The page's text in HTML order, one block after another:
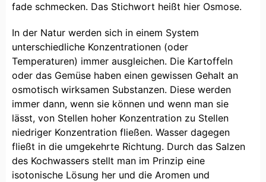
fade schmecken. Das Stichwort heißt hier Osmose.
In der Natur werden sich in einem System
unterschiedliche Konzentrationen (oder
Temperaturen) immer ausgleichen. Die Kartoffeln
oder das Gemüse haben einen gewissen Gehalt an
osmotisch wirksamen Substanzen. Diese werden
immer dann, wenn sie können und wenn man sie
lässt, von Stellen hoher Konzentration zu Stellen
niedriger Konzentration fließen. Wasser dagegen
fließt in die umgekehrte Richtung. Durch das Salzen
des Kochwassers stellt man im Prinzip eine
isotonische Lösung her und die Aromen und